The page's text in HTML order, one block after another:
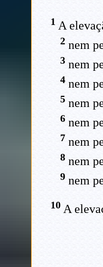
1 A
2nem
3nem
4nem
5nem
6nem
7 nem
8nem
9nem
10A